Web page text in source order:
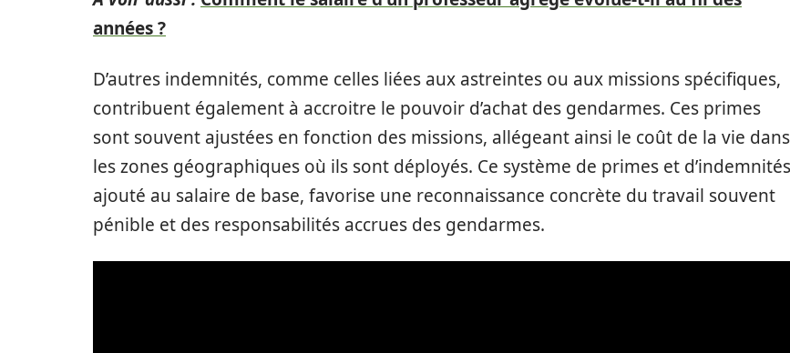
années ?
D’autres indemnités, comme celles liées aux astreintes ou aux missions spécifiques,
contribuent également à accroitre le pouvoir d’achat des gendarmes. Ces primes
sont souvent ajustées en fonction des missions, allégeant ainsi le coût de la vie dans
les zones géographiques où ils sont déployés. Ce système de primes et
ajouté au salaire de base, favorise une reconnaissance concrète du travail souvent
pénible et des responsabilités accrues des gendarmes.